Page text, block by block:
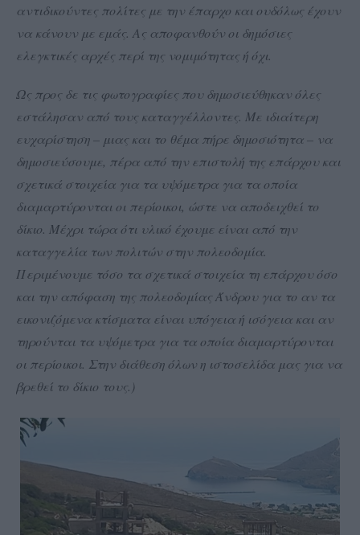
αντιδικούντες πολίτες με την έπαρχο και ουδόλως έχουν
να κάνουν με εμάς. Ας αποφανθούν οι δημόσιες
ελεγκτικές αρχές περί της νομιμότητας ή όχι.
Ως προς δε τις φωτογραφίες που δημοσιεύθηκαν όλες
εστάλησαν από τους καταγγέλλοντες. Με ιδιαίτερη
ευχαρίστηση – μιας και το θέμα πήρε δημοσιότητα – να
δημοσιεύσουμε, πέρα από την επιστολή της επάρχου και
σχετικά στοιχεία για τα υψόμετρα για τα οποία
διαμαρτύρονται οι περίοικοι, ώστε να αποδειχθεί το
δίκιο. Μέχρι τώρα ότι υλικό έχουμε είναι από την
καταγγελία των πολιτών στην πολεοδομία.
Περιμένουμε τόσο τα σχετικά στοιχεία τη επάρχου όσο
και την απόφαση της πολεοδομίας Άνδρου για το αν τα
εικονιζόμενα κτίσματα είναι υπόγεια ή ισόγεια και αν
τηρούνται τα υψόμετρα για τα οποία διαμαρτύρονται
οι περίοικοι. Στην διάθεση όλων η ιστοσελίδα μας για να
βρεθεί το δίκιο τους.)